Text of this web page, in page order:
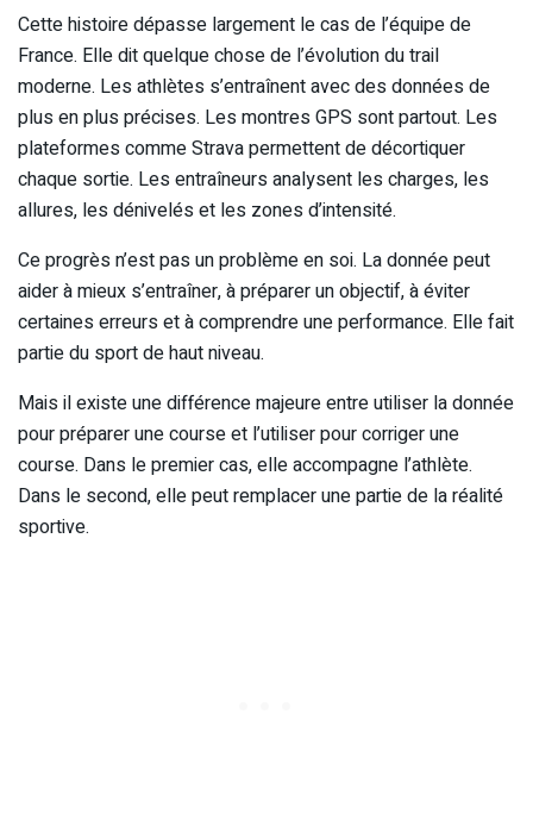
Cette histoire dépasse largement le cas de l’équipe de
France. Elle dit quelque chose de l’évolution du trail
moderne. Les athlètes s’entraînent avec des données de
plus en plus précises. Les montres GPS sont partout. Les
plateformes comme Strava permettent de décortiquer
chaque sortie. Les entraîneurs analysent les charges, les
allures, les dénivelés et les zones d’intensité.
Ce progrès n’est pas un problème en soi. La donnée peut
aider à mieux s’entraîner, à préparer un objectif, à éviter
certaines erreurs et à comprendre une performance. Elle fait
partie du sport de haut niveau.
Mais il existe une différence majeure entre utiliser la donnée
pour préparer une course et l’utiliser pour corriger une
course. Dans le premier cas, elle accompagne l’athlète.
Dans le second, elle peut remplacer une partie de la réalité
sportive.